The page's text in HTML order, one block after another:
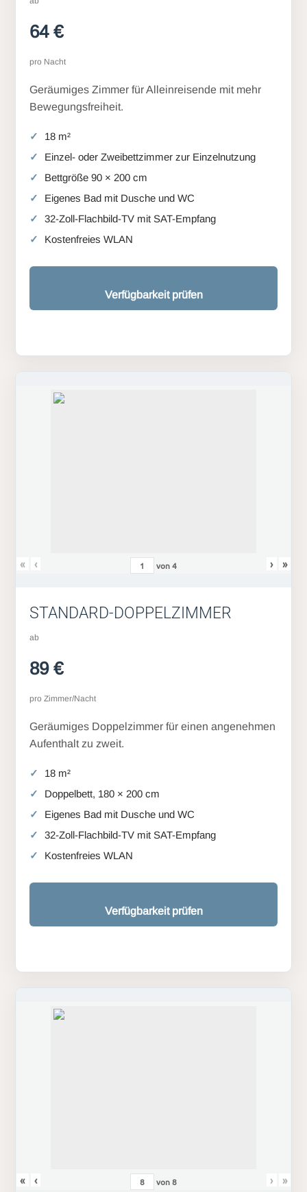
64 €
pro Nacht
Geräumiges Zimmer für Alleinreisende mit mehr
Bewegungsfreiheit.
18 m²
Einzel- oder Zweibettzimmer zur Einzelnutzung
Bettgröße 90 × 200 cm
Eigenes Bad mit Dusche und WC
32-Zoll-Flachbild-TV mit SAT-Empfang
Kostenfreies WLAN
Verfügbarkeit prüfen
« ‹ von4 › »
STANDARD-DOPPELZIMMER
ab
89 €
pro Zimmer/Nacht
Geräumiges Doppelzimmer für einen angenehmen
Aufenthalt zu zweit.
18 m²
Doppelbett, 180 × 200 cm
Eigenes Bad mit Dusche und WC
32-Zoll-Flachbild-TV mit SAT-Empfang
Kostenfreies WLAN
Verfügbarkeit prüfen
« ‹ von8 › »